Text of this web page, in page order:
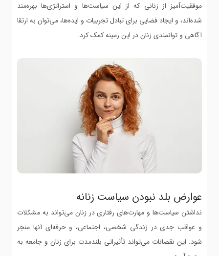
موفقیت‌آمیز از زنانی که از این سیاست‌ها و استراتژی‌ها بهره‌مند
شده‌اند، و ایجاد فضایی برای تبادل تجربیات و ایده‌ها، می‌توان به ارتقا
آگاهی و توانمندی زنان در این زمینه کمک کرد.
عوارض بلد نبودن سیاست زنانه
نداشتن سیاست‌ها و مهارت‌های رفتاری در زنان می‌تواند به مشکلات
و عواقب جدی در زندگی شخصی، اجتماعی، و حرفه‌ای آنها منجر
شود. این نقصانات می‌تواند تأثیراتی بلندمدت برای زنان و جامعه به